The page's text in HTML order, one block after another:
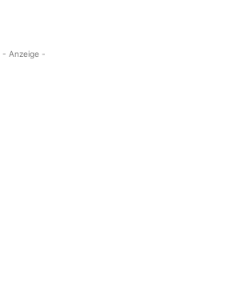
- Anzeige -